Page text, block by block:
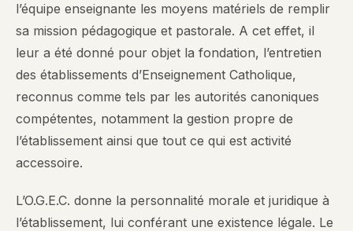
l’équipe enseignante les moyens matériels de remplir
sa mission pédagogique et pastorale. A cet effet, il
leur a été donné pour objet la fondation, l’entretien
des établissements d’Enseignement Catholique,
reconnus comme tels par les autorités canoniques
compétentes, notamment la gestion propre de
l’établissement ainsi que tout ce qui est activité
accessoire.
L’O.G.E.C. donne la personnalité morale et juridique à
l’établissement, lui conférant une existence légale. Le